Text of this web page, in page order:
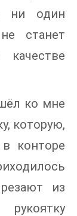
ни один
станет
ко мне
которую,
конторе
из